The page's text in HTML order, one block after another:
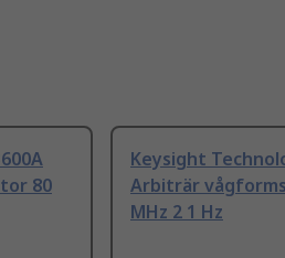
80
Keysight
Arbiträr
MHz 2 1 Hz